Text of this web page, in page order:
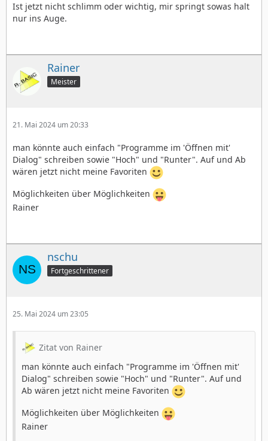
Ist jetzt nicht schlimm oder wichtig, mir springt sowas halt
nur ins Auge.
Rainer
Meister
21. Mai 2024 um 20:33
man könnte auch einfach "Programme im 'Öffnen mit'
Dialog" schreiben sowie "Hoch" und "Runter". Auf und Ab
wären jetzt nicht meine Favoriten
Möglichkeiten über Möglichkeiten
Rainer
nschu
Fortgeschrittener
25. Mai 2024 um 23:05
Zitat von Rainer
man könnte auch einfach "Programme im 'Öffnen mit'
Dialog" schreiben sowie "Hoch" und "Runter". Auf und
Ab wären jetzt nicht meine Favoriten
Möglichkeiten über Möglichkeiten
Rainer